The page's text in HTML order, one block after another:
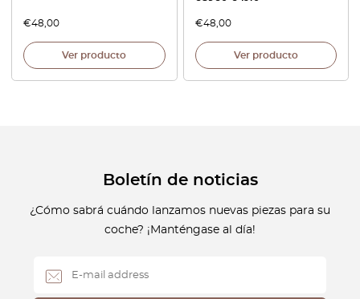
€48,00
Ver producto
€48,00
Ver producto
Boletín de noticias
¿Cómo sabrá cuándo lanzamos nuevas piezas para su
coche? ¡Manténgase al día!